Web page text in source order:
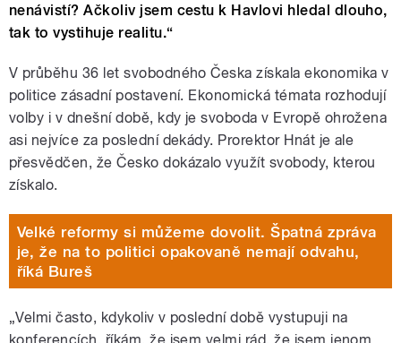
nenávistí? Ačkoliv jsem cestu k Havlovi hledal dlouho,
tak to vystihuje realitu.“
V průběhu 36 let svobodného Česka získala ekonomika v
politice zásadní postavení. Ekonomická témata rozhodují
volby i v dnešní době, kdy je svoboda v Evropě ohrožena
asi nejvíce za poslední dekády. Prorektor Hnát je ale
přesvědčen, že Česko dokázalo využít svobody, kterou
získalo.
Velké reformy si můžeme dovolit. Špatná zpráva
je, že na to politici opakovaně nemají odvahu,
říká Bureš
„Velmi často, kdykoliv v poslední době vystupuji na